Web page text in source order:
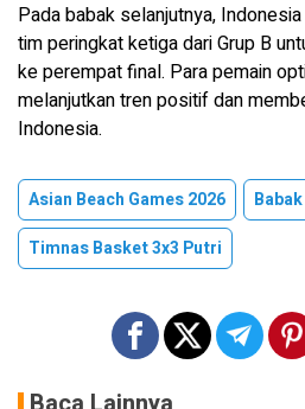
Pada babak selanjutnya,
tim peringkat ketiga dari Grup B
ke perempat final. Para pemain
melanjutkan tren positif dan
Indonesia.
Asian Beach Games 2026
Timnas Basket 3x3 Putri